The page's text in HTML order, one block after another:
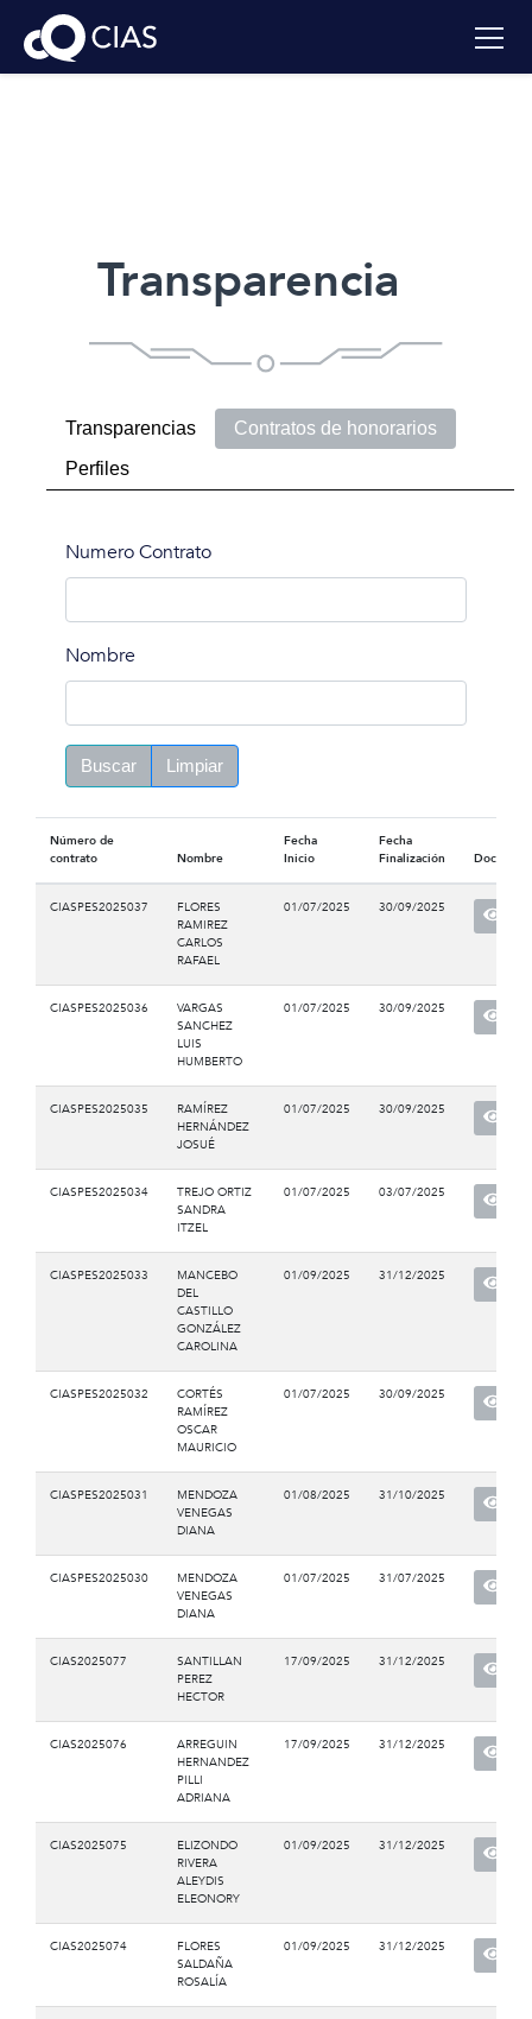
Transparencia
Transparencias
Contratos de honorarios
Perfiles
Numero Contrato
Nombre
Buscar Limpiar
Número de
contrato
Nombre
Fecha
Inicio
Fecha
Finalización
CIASPES2025037
FLORES
RAMIREZ
CARLOS
RAFAEL
01/07/2025 30/09/2025
CIASPES2025036
VARGAS
SANCHEZ
LUIS
HUMBERTO
01/07/2025 30/09/2025
CIASPES2025035
RAMÍREZ
HERNÁNDEZ
JOSUÉ
01/07/2025 30/09/2025
CIASPES2025034
TREJO ORTIZ
SANDRA
ITZEL
01/07/2025 03/07/2025
CIASPES2025033
MANCEBO
DEL
CASTILLO
GONZÁLEZ
CAROLINA
01/09/2025 31/12/2025
CIASPES2025032
CORTÉS
RAMÍREZ
OSCAR
MAURICIO
01/07/2025 30/09/2025
CIASPES2025031
MENDOZA
VENEGAS
DIANA
01/08/2025 31/10/2025
CIASPES2025030
MENDOZA
VENEGAS
DIANA
01/07/2025 31/07/2025
CIAS2025077
SANTILLAN
PEREZ
HECTOR
17/09/2025 31/12/2025
CIAS2025076
ARREGUIN
HERNANDEZ
PILLI
ADRIANA
17/09/2025 31/12/2025
CIAS2025075
ELIZONDO
RIVERA
ALEYDIS
ELEONORY
01/09/2025 31/12/2025
CIAS2025074
FLORES
SALDAÑA
ROSALÍA
01/09/2025 31/12/2025